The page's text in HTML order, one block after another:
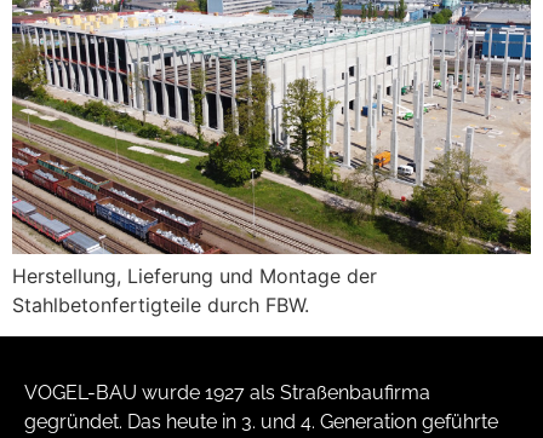
Herstellung, Lieferung und Montage der
Stahlbetonfertigteile durch FBW.
VOGEL-BAU wurde 1927 als Straßenbaufirma
gegründet. Das heute in 3. und 4. Generation geführte